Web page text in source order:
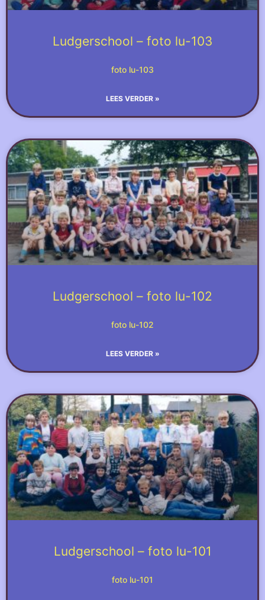
Ludgerschool – foto lu-103
foto lu-103
LEES VERDER »
Ludgerschool – foto lu-102
foto lu-102
LEES VERDER »
Ludgerschool – foto lu-101
foto lu-101